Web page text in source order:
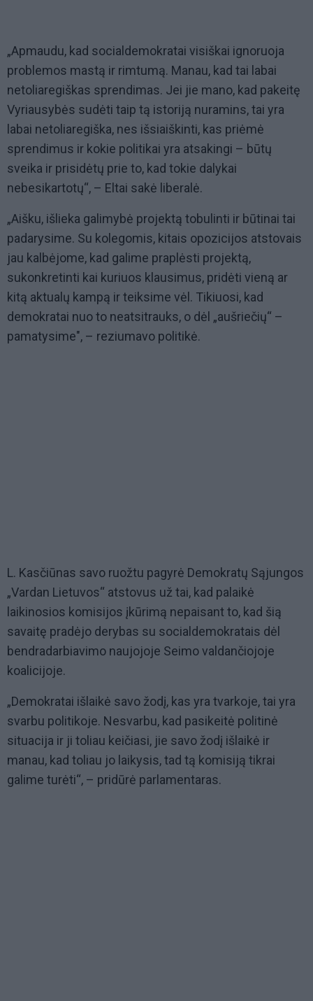
„Apmaudu, kad socialdemokratai visiškai ignoruoja
problemos mastą ir rimtumą. Manau, kad tai labai
netoliaregiškas sprendimas. Jei jie mano, kad pakeitę
Vyriausybės sudėti taip tą istoriją nuramins, tai yra
labai netoliaregiška, nes išsiaiškinti, kas priėmė
sprendimus ir kokie politikai yra atsakingi – būtų
sveika ir prisidėtų prie to, kad tokie dalykai
nebesikartotų“, – Eltai sakė liberalė.
„Aišku, išlieka galimybė projektą tobulinti ir būtinai tai
padarysime. Su kolegomis, kitais opozicijos atstovais
jau kalbėjome, kad galime praplėsti projektą,
sukonkretinti kai kuriuos klausimus, pridėti vieną ar
kitą aktualų kampą ir teiksime vėl. Tikiuosi, kad
demokratai nuo to neatsitrauks, o dėl „aušriečių“ –
pamatysime", – reziumavo politikė.
L. Kasčiūnas savo ruožtu pagyrė Demokratų Sąjungos
„Vardan Lietuvos“ atstovus už tai, kad palaikė
laikinosios komisijos įkūrimą nepaisant to, kad šią
savaitę pradėjo derybas su socialdemokratais dėl
bendradarbiavimo naujojoje Seimo valdančiojoje
koalicijoje.
„Demokratai išlaikė savo žodį, kas yra tvarkoje, tai yra
svarbu politikoje. Nesvarbu, kad pasikeitė politinė
situacija ir ji toliau keičiasi, jie savo žodį išlaikė ir
manau, kad toliau jo laikysis, tad tą komisiją tikrai
galime turėti“, – pridūrė parlamentaras.